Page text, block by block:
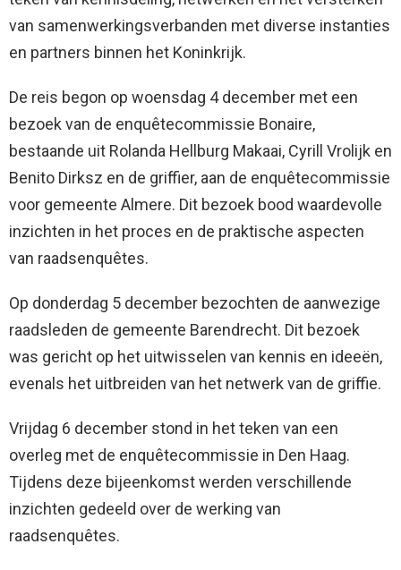
van samenwerkingsverbanden met diverse instanties
en partners binnen het Koninkrijk.
De reis begon op woensdag 4 december met een
bezoek van de enquêtecommissie Bonaire,
bestaande uit Rolanda Hellburg Makaai, Cyrill Vrolijk en
Benito Dirksz en de griffier, aan de enquêtecommissie
voor gemeente Almere. Dit bezoek bood waardevolle
inzichten in het proces en de praktische aspecten
van raadsenquêtes.
Op donderdag 5 december bezochten de aanwezige
raadsleden de gemeente Barendrecht. Dit bezoek
was gericht op het uitwisselen van kennis en ideeën,
evenals het uitbreiden van het netwerk van de griffie.
Vrijdag 6 december stond in het teken van een
overleg met de enquêtecommissie in Den Haag.
Tijdens deze bijeenkomst werden verschillende
inzichten gedeeld over de werking van
raadsenquêtes.